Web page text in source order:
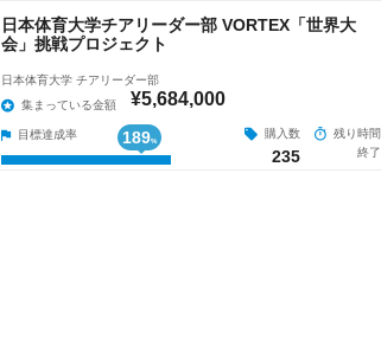
日本体育大学チアリーダー部 VORTEX「世界大
会」挑戦プロジェクト
日本体育大学 チアリーダー部
集まっている金額
¥5,684,000
目標達成率 189%
購入数
235
残り時間
終了